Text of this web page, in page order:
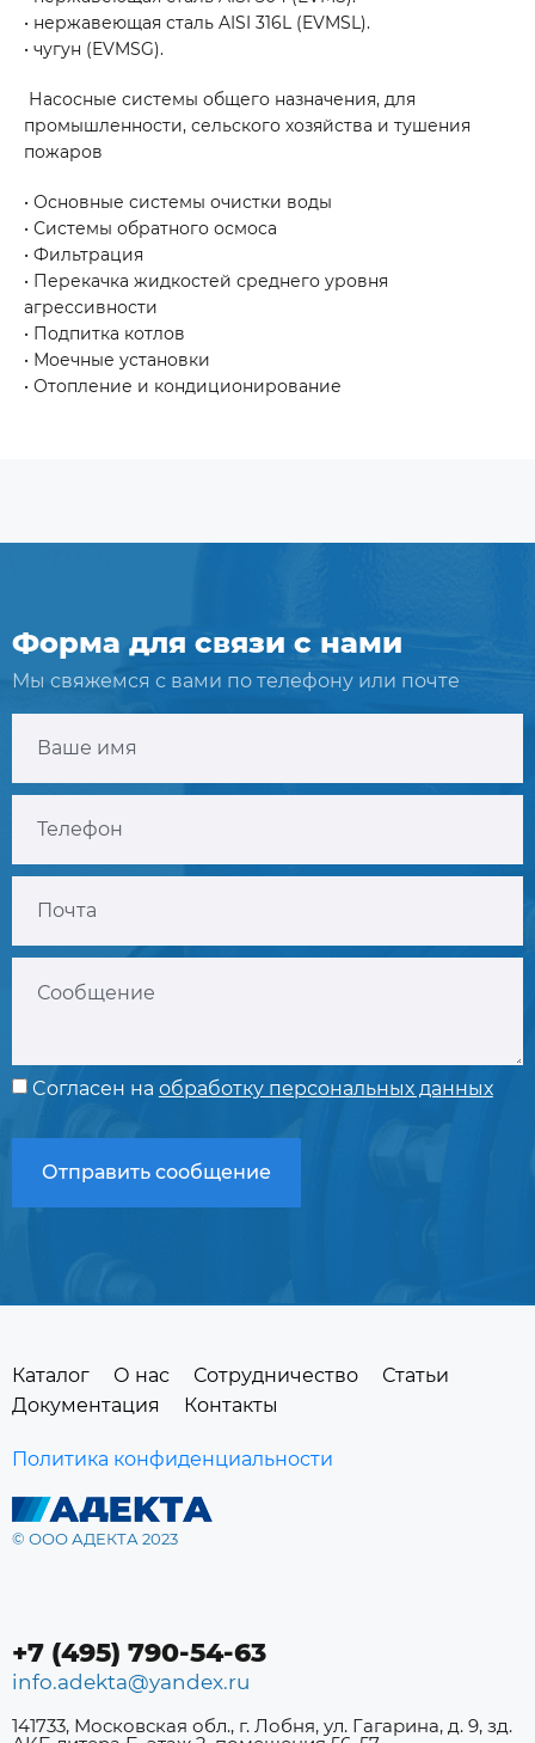
• нержавеющая сталь AISI 316L (EVMSL).
• чугун (EVMSG).
Насосные системы общего назначения, для
промышленности, сельского хозяйства и тушения
пожаров
• Основные системы очистки воды
• Системы обратного осмоса
• Фильтрация
• Перекачка жидкостей среднего уровня
агрессивности
• Подпитка котлов
• Моечные установки
• Отопление и кондиционирование
Форма для связи с нами
Мы свяжемся с вами по телефону или почте
Cогласен на обработку персональных данных
Отправить сообщение
Каталог О нас Сотрудничество
Статьи
Документация
Контакты
Политика конфиденциальности
© ООО АДЕКТА 2023
+7 (495) 790-54-63
info.adekta@yandex.ru
141733, Московская обл., г. Лобня, ул. Гагарина, д. 9, зд.